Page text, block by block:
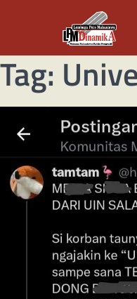
Tag: